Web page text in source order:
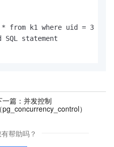
from k1 where uid = 3 or
SQL statement
一篇： 并发控制
（pg_concurrency_control）
帮助吗？